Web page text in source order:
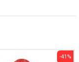
-41%